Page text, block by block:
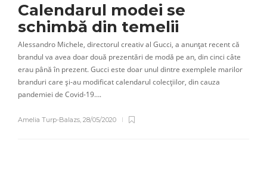
Calendarul modei se
schimbă din temelii
Alessandro Michele, directorul creativ al Gucci, a anunțat recent că
brandul va avea doar două prezentări de modă pe an, din cinci câte
erau până în prezent. Gucci este doar unul dintre exemplele marilor
branduri care și-au modificat calendarul colecțiilor, din cauza
pandemiei de Covid-19….
Amelia Turp-Balazs, 28/05/2020